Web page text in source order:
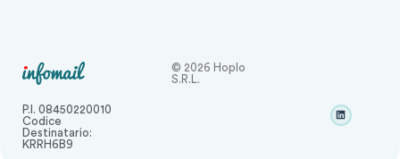
© 2026 Hoplo
S.r.l.
P.I. 08450220010
Codice
Destinatario:
KRRH6B9